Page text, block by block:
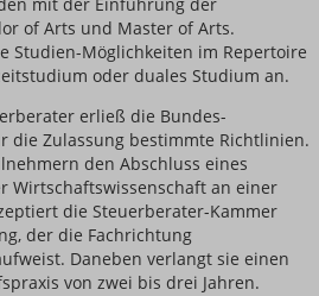
of Arts und Master of Arts.
Studien-Möglichkeiten im Repertoire
oder duales Studium an.
erließ die Bundes-
die Zulassung bestimmte Richtlinien.
den Abschluss eines
Wirtschaftswissenschaft an einer
die Steuerberater-Kammer
der die Fachrichtung
Daneben verlangt sie einen
von zwei bis drei Jahren.